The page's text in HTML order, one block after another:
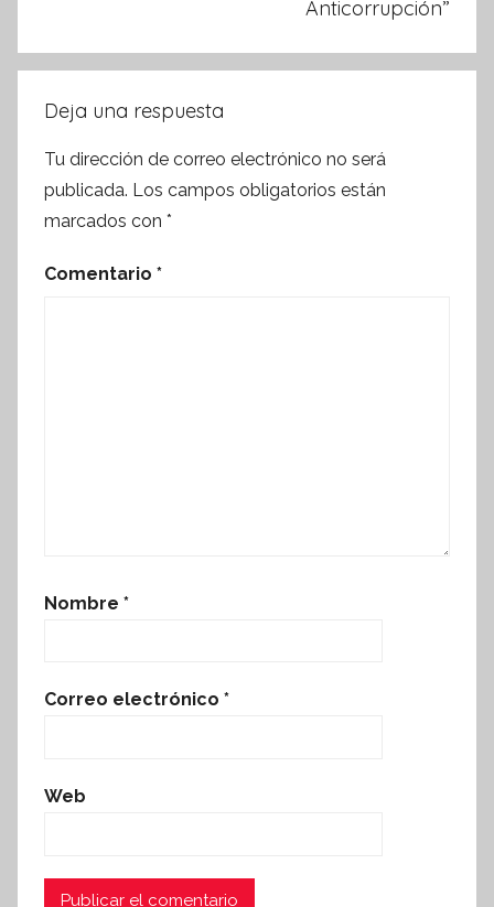
Anticorrupción”
Deja una respuesta
Tu dirección de correo electrónico no será
publicada. Los campos obligatorios están
marcados con *
Comentario *
Nombre *
Correo electrónico *
Web